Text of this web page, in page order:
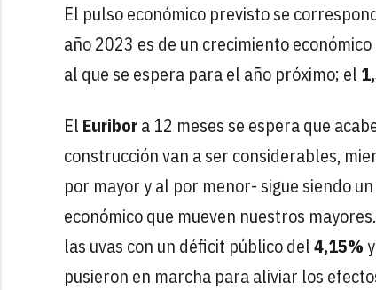
El pulso económico previsto se
año 2023 es de un crecimiento
al que se espera para el año próximo; el
El Euribora 12 meses se espera que
construcción van a ser considerables,
por mayor y al por menor- sigue siendo
económico que mueven nuestros
las uvas con un déficit público del4,15%
pusieron en marcha para aliviar los